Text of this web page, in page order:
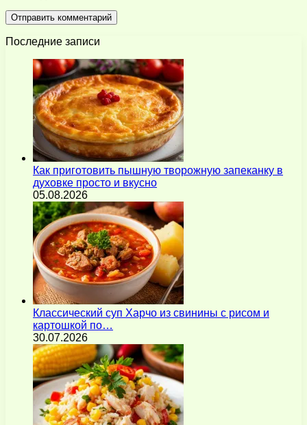
Последние записи
Как приготовить пышную творожную запеканку в
духовке просто и вкусно
05.08.2026
Классический суп Харчо из свинины с рисом и
картошкой по…
30.07.2026